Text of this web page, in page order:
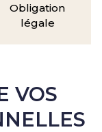
Obligation
légale
VOS